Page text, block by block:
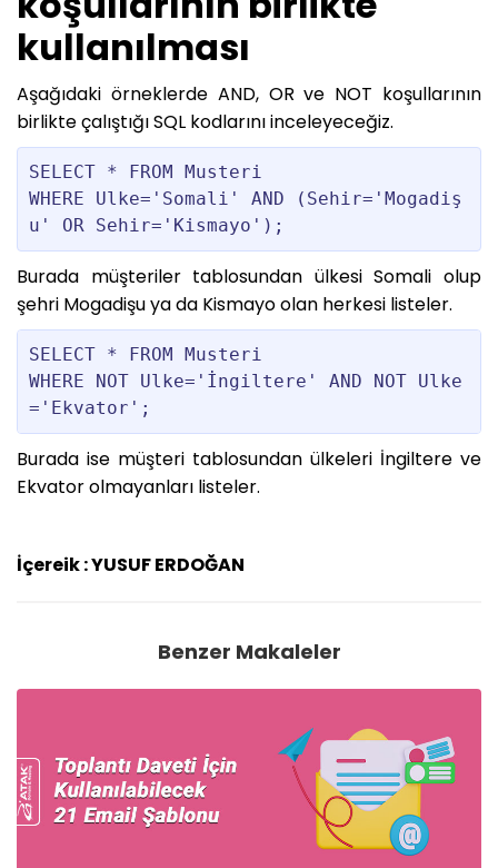
kullanılması
Aşağıdaki örneklerde AND, OR ve NOT koşullarının
birlikte çalıştığı SQL kodlarını inceleyeceğiz.
SELECT * FROM Musteri
WHERE Ulke='Somali' AND (Sehir='Mogadiş
Burada müşteriler tablosundan ülkesi Somali olup
şehri Mogadişu ya da Kismayo olan herkesi listeler.
SELECT * FROM Musteri
WHERE NOT Ulke='İngiltere' AND NOT Ulke
Burada ise müşteri tablosundan ülkeleri İngiltere ve
Ekvator olmayanları listeler.
İçereik : YUSUF ERDOĞAN
Benzer Makaleler